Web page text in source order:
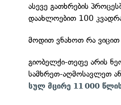
ასევე გათხრების
დაახლოებით 100
მოდით ვნახოთ რა ვიცით
გიობელქი-თეფე არის
სამხრეთ-აღმოსავლეთ
სულ მცირე 11 000